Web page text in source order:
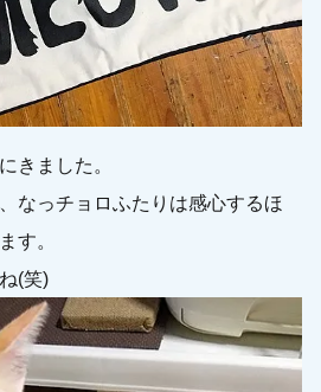
きました。
なっチョロふたりは感心するほ
す。
(笑)